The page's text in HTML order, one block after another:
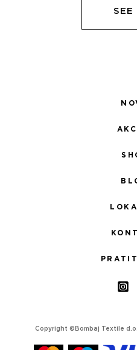
SEE
Copyright ©Bombaj Textile